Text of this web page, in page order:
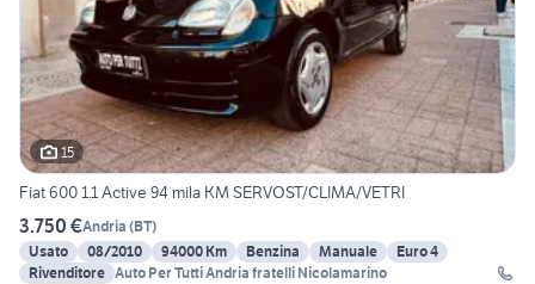
15
Fiat 600 1.1 Active 94 mila KM SERVOST/CLIMA/VETRI
3.750 €Andria (BT)
Usato
08/2010 94000 Km Benzina Manuale
Euro 4
Rivenditore Auto Per Tutti Andria fratelli Nicolamarino